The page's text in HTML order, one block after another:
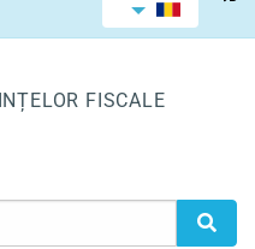
FISCALE